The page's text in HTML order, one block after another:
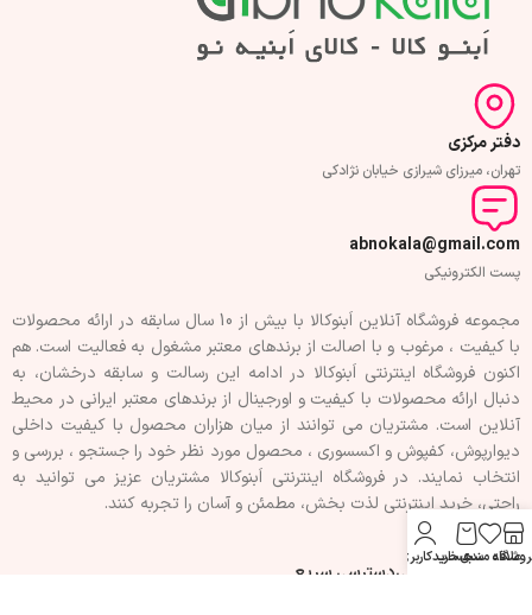
دفتر مرکزی
تهران، میرزای شیرازی خیابان نژادکی
abnokala@gmail.com
پست الکترونیکی
مجموعه فروشگاه آنلاین اَبنوکالا با بیش از 10 سال سابقه در ارائه محصولات
با کيفيت ، مرغوب و با اصالت از برندهای معتبر مشغول به فعاليت است. هم
اکنون فروشگاه اینترنتی اَبنوکالا در ادامه اين رسالت و سابقه درخشان، به
دنبال ارائه محصولات با کيفيت و اورجينال از برندهای معتبر ايرانی در محيط
آنلاين است. مشتريان می توانند از ميان هزاران محصول با کيفيت داخلی
دیوارپوش، کفپوش و اکسسوری ، محصول مورد نظر خود را جستجو ، بررسی و
انتخاب نمايند. در فروشگاه اینترنتی اَبنوکالا مشتريان عزیز می توانيد به
راحتی، خرید اینترنتی لذت بخش، مطمئن و آسان را تجربه کنند.
فهرست سفارشیدسترسی سریع
علاقه مندیسبد خرید
حساب کاربری من